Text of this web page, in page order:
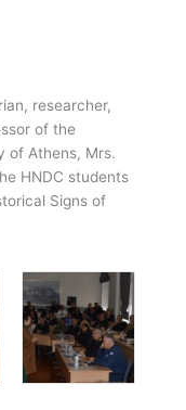
researcher,
of the
of Athens, Mrs.
HNDC students
Signs of